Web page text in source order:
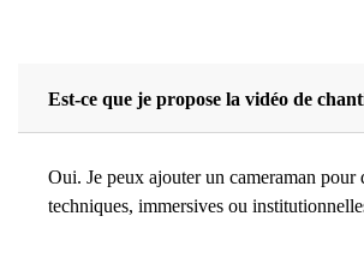
Est-ce que je propose la vidéo de
Oui. Je peux ajouter un cameraman pour
techniques, immersives ou